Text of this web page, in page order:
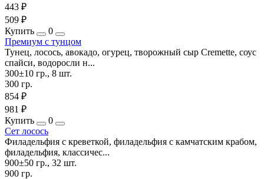
443 ₽
509 ₽
Купить
0
Премиум с тунцом
Тунец, лосось, авокадо, огурец, творожный сыр Cremette, соус
спайси, водоросли н...
300±10 гр., 8 шт.
300 гр.
854 ₽
981 ₽
Купить
0
Сет лосось
Филадельфия с креветкой, филадельфия с камчатским крабом,
филадельфия, классичес...
900±50 гр., 32 шт.
900 гр.